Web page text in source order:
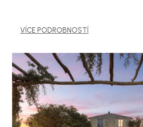
VÍCE PODROBNOSTÍ